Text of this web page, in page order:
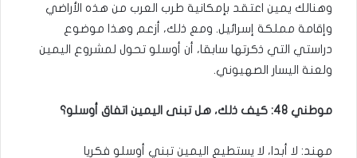
وهنالك يمين اعتقد بإمكانية طرب العرب من هذه الأراضي
وإقامة مملكة إسرائيل. ومع ذلك، أزعم وهذا موضوع
دراستي التي ذكرتها سابقا، أن أوسلو تحول لمشروع اليمين
ولعنة اليسار الصهيوني.
موطني 48: كيف ذلك، هل تبنى اليمين اتفاق أوسلو؟
مهند: لا أبدا، لا يستطيع اليمين تبني أوسلو فكريا